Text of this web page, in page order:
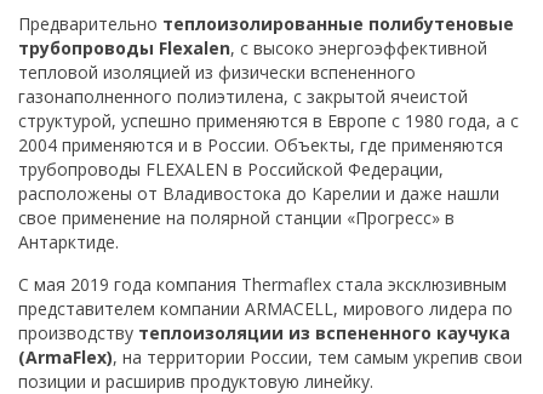
Предварительно теплоизолированные полибутеновые
трубопроводы Flexalen, с высоко энергоэффективной
тепловой изоляцией из физически вспененного
газонаполненного полиэтилена, с закрытой ячеистой
структурой, успешно применяются в Европе с 1980 года, а с
2004 применяются и в России. Объекты, где применяются
трубопроводы FLEXALEN в Российской Федерации,
расположены от Владивостока до Карелии и даже нашли
свое применение на полярной станции «Прогресс» в
Антарктиде.
C мая 2019 года компания Thermaflex стала эксклюзивным
представителем компании ARMACELL, мирового лидера по
производству теплоизоляции из вспененного каучука
(ArmaFlex), на территории России, тем самым укрепив свои
позиции и расширив продуктовую линейку.